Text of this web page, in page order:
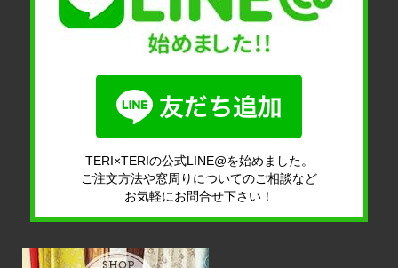
TERI×TERIの公式LINE@を始めました。
ご注文方法や窓周りについてのご相談など
お気軽にお問合せ下さい！